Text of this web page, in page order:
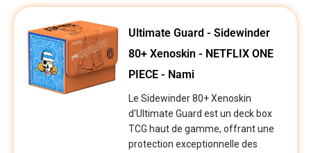
Ultimate Guard - Sidewinder
80+ Xenoskin - NETFLIX ONE
PIECE - Nami
Le Sidewinder 80+ Xenoskin
d'Ultimate Guard est un deck box
TCG haut de gamme, offrant une
protection exceptionnelle des